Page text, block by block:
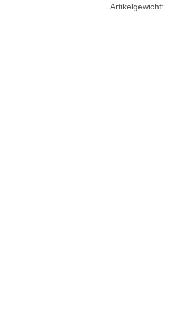
Artikelgewicht: